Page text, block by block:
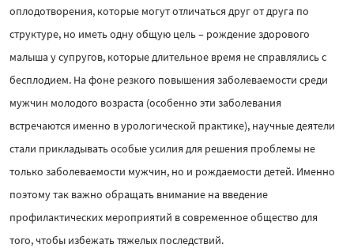
оплодотворения, которые могут отличаться друг от друга по
структуре, но иметь одну общую цель – рождение здорового
малыша у супругов, которые длительное время не справлялись с
бесплодием. На фоне резкого повышения заболеваемости среди
мужчин молодого возраста (особенно эти заболевания
встречаются именно в урологической практике), научные деятели
стали прикладывать особые усилия для решения проблемы не
только заболеваемости мужчин, но и рождаемости детей. Именно
поэтому так важно обращать внимание на введение
профилактических мероприятий в современное общество для
того, чтобы избежать тяжелых последствий.